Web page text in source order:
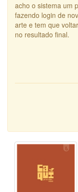
acho o sistema um
fazendo login de
arte e tem que
no resultado final.